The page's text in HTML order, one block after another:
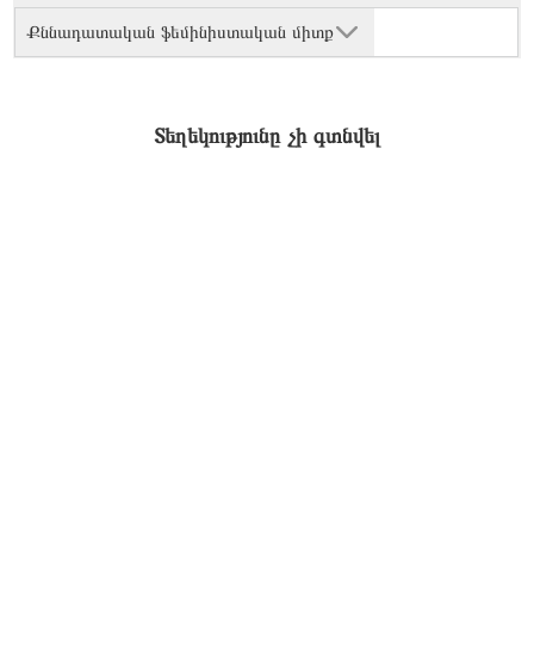
Քննադատական ֆեմինիստական միտք
Տեղեկությունը չի գտնվել